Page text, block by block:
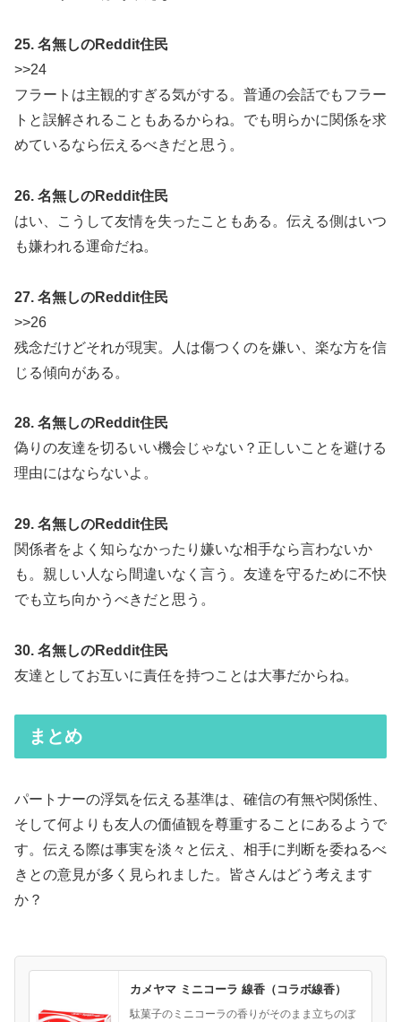
25. 名無しのReddit住民
>>24
フラートは主観的すぎる気がする。普通の会話でもフラー
トと誤解されることもあるからね。でも明らかに関係を求
めているなら伝えるべきだと思う。
26. 名無しのReddit住民
はい、こうして友情を失ったこともある。伝える側はいつ
も嫌われる運命だね。
27. 名無しのReddit住民
>>26
残念だけどそれが現実。人は傷つくのを嫌い、楽な方を信
じる傾向がある。
28. 名無しのReddit住民
偽りの友達を切るいい機会じゃない？正しいことを避ける
理由にはならないよ。
29. 名無しのReddit住民
関係者をよく知らなかったり嫌いな相手なら言わないか
も。親しい人なら間違いなく言う。友達を守るために不快
でも立ち向かうべきだと思う。
30. 名無しのReddit住民
友達としてお互いに責任を持つことは大事だからね。
まとめ
パートナーの浮気を伝える基準は、確信の有無や関係性、
そして何よりも友人の価値観を尊重することにあるようで
す。伝える際は事実を淡々と伝え、相手に判断を委ねるべ
きとの意見が多く見られました。皆さんはどう考えます
か？
カメヤマ ミニコーラ 線香（コラボ線香）
駄菓子のミニコーラの香りがそのまま立ちのぼ